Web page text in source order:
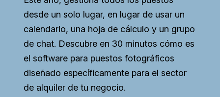
desde un solo lugar, en lugar de usar un
calendario, una hoja de cálculo y un grupo
de chat. Descubre en 30 minutos cómo es
el software para puestos fotográficos
diseñado específicamente para el sector
de alquiler de tu negocio.